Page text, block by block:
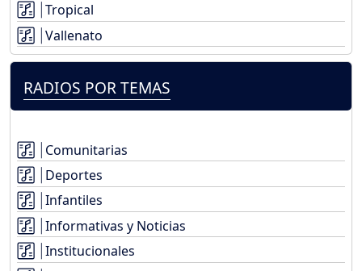
Tropical
Vallenato
RADIOS POR TEMAS
Comunitarias
Deportes
Infantiles
Informativas y Noticias
Institucionales